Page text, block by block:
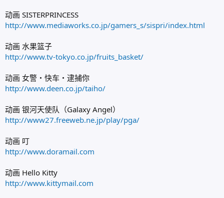
动画 SISTERPRINCESS
http://www.mediaworks.co.jp/gamers_s/sispri/index.html
动画 水果篮子
http://www.tv-tokyo.co.jp/fruits_basket/
动画 女警・快车・逮捕你
http://www.deen.co.jp/taiho/
动画 银河天使队（Galaxy Angel）
http://www27.freeweb.ne.jp/play/pga/
动画 叮
http://www.doramail.com
动画 Hello Kitty
http://www.kittymail.com